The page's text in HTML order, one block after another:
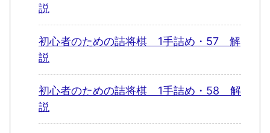
説
初心者のための詰将棋 1手詰め・57 解
説
初心者のための詰将棋 1手詰め・58 解
説